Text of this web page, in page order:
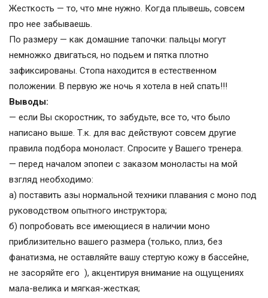
Жесткость — то, что мне нужно. Когда плывешь, совсем
про нее забываешь.
По размеру — как домашние тапочки: пальцы могут
немножко двигаться, но подьем и пятка плотно
зафиксированы. Стопа находится в естественном
положении. В первую же ночь я хотела в ней спать!!!
Выводы:
— если Вы скоростник, то забудьте, все то, что было
написано выше. Т.к. для вас действуют совсем другие
правила подбора моноласт. Спросите у Вашего тренера.
— перед началом эпопеи с заказом моноласты на мой
взгляд необходимо:
а) поставить азы нормальной техники плавания с моно под
руководством опытного инструктора;
б) попробовать все имеющиеся в наличии моно
приблизительно вашего размера (только, плиз, без
фанатизма, не оставляйте вашу стертую кожу в бассейне,
не засоряйте его ), акцентируя внимание на ощущениях
мала-велика и мягкая-жесткая;